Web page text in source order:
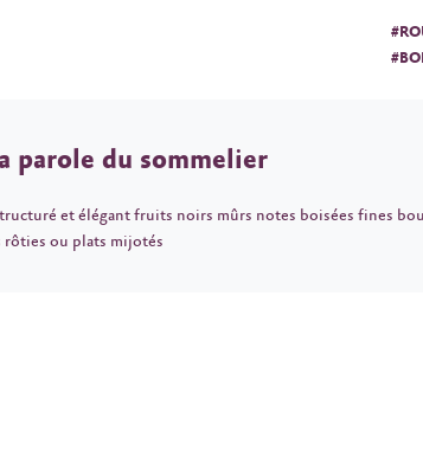
parole du sommelier
et élégant fruits noirs mûrs notes boisées fines
rôties ou plats mijotés